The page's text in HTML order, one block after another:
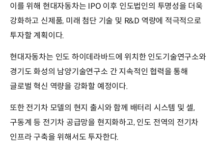
이를 위해 현대자동차는 IPO 이후 인도법인의 투명성을 더욱
강화하고 신제품, 미래 첨단 기술 및 R&D 역량에 적극적으로
투자할 계획이다.
현대자동차는 인도 하이데라바드에 위치한 인도기술연구소와
경기도 화성의 남양기술연구소 간 지속적인 협력을 통해
글로벌 혁신 역량을 강화할 예정이다.
또한 전기차 모델의 현지 출시와 함께 배터리 시스템 및 셀,
구동계 등 전기차 공급망을 현지화하고, 인도 전역의 전기차
인프라 구축을 위해서도 투자한다.